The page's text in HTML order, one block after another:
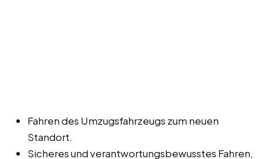
Fahren des Umzugsfahrzeugs zum neuen
Standort.
Sicheres und verantwortungsbewusstes Fahren,